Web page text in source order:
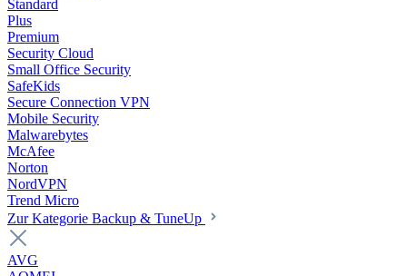
Standard
Plus
Premium
Security Cloud
Small Office Security
SafeKids
Secure Connection VPN
Mobile Security
Malwarebytes
McAfee
Norton
NordVPN
Trend Micro
Zur Kategorie Backup & TuneUp
AVG